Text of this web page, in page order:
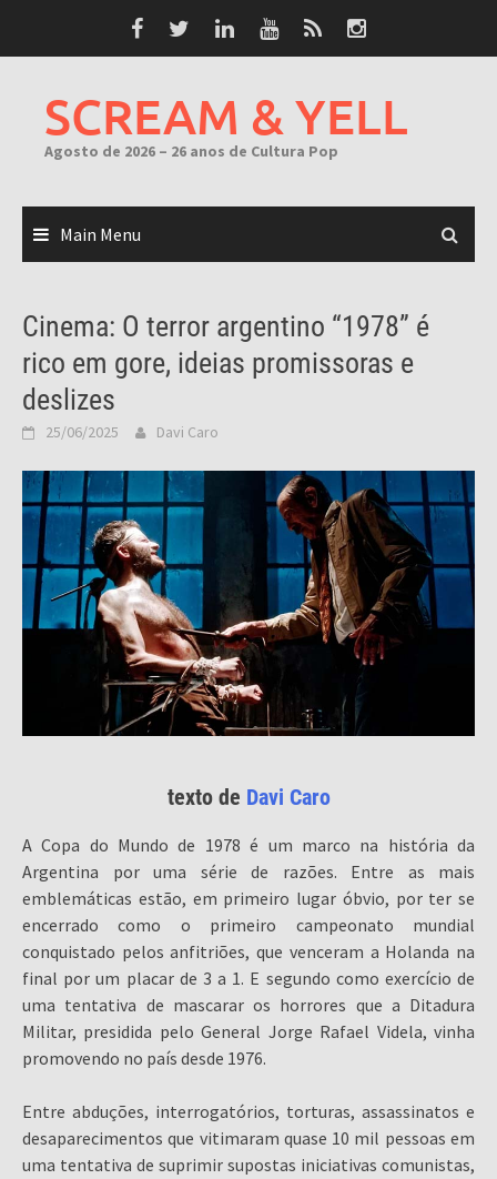
SCREAM & YELL
Agosto de 2026 – 26 anos de Cultura Pop
Main Menu
Cinema: O terror argentino “1978” é
rico em gore, ideias promissoras e
deslizes
25/06/2025 Davi Caro
texto de Davi Caro
A Copa do Mundo de 1978 é um marco na história da
Argentina por uma série de razões. Entre as mais
emblemáticas estão, em primeiro lugar óbvio, por ter se
encerrado como o primeiro campeonato mundial
conquistado pelos anfitriões, que venceram a Holanda na
final por um placar de 3 a 1. E segundo como exercício de
uma tentativa de mascarar os horrores que a Ditadura
Militar, presidida pelo General Jorge Rafael Videla, vinha
promovendo no país desde 1976.
Entre abduções, interrogatórios, torturas, assassinatos e
desaparecimentos que vitimaram quase 10 mil pessoas em
uma tentativa de suprimir supostas iniciativas comunistas,